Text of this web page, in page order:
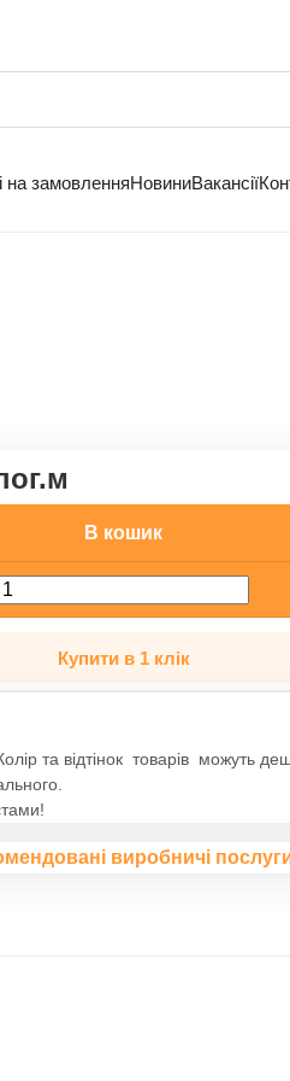
на замовленняНовиниВакансії
В кошик
Купити в 1 клік
та відтінок товарів можуть
виробничі